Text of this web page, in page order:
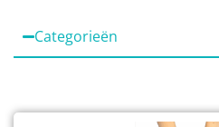
bedoeld?
en iedereen die graag iets nieuws
Categorieën